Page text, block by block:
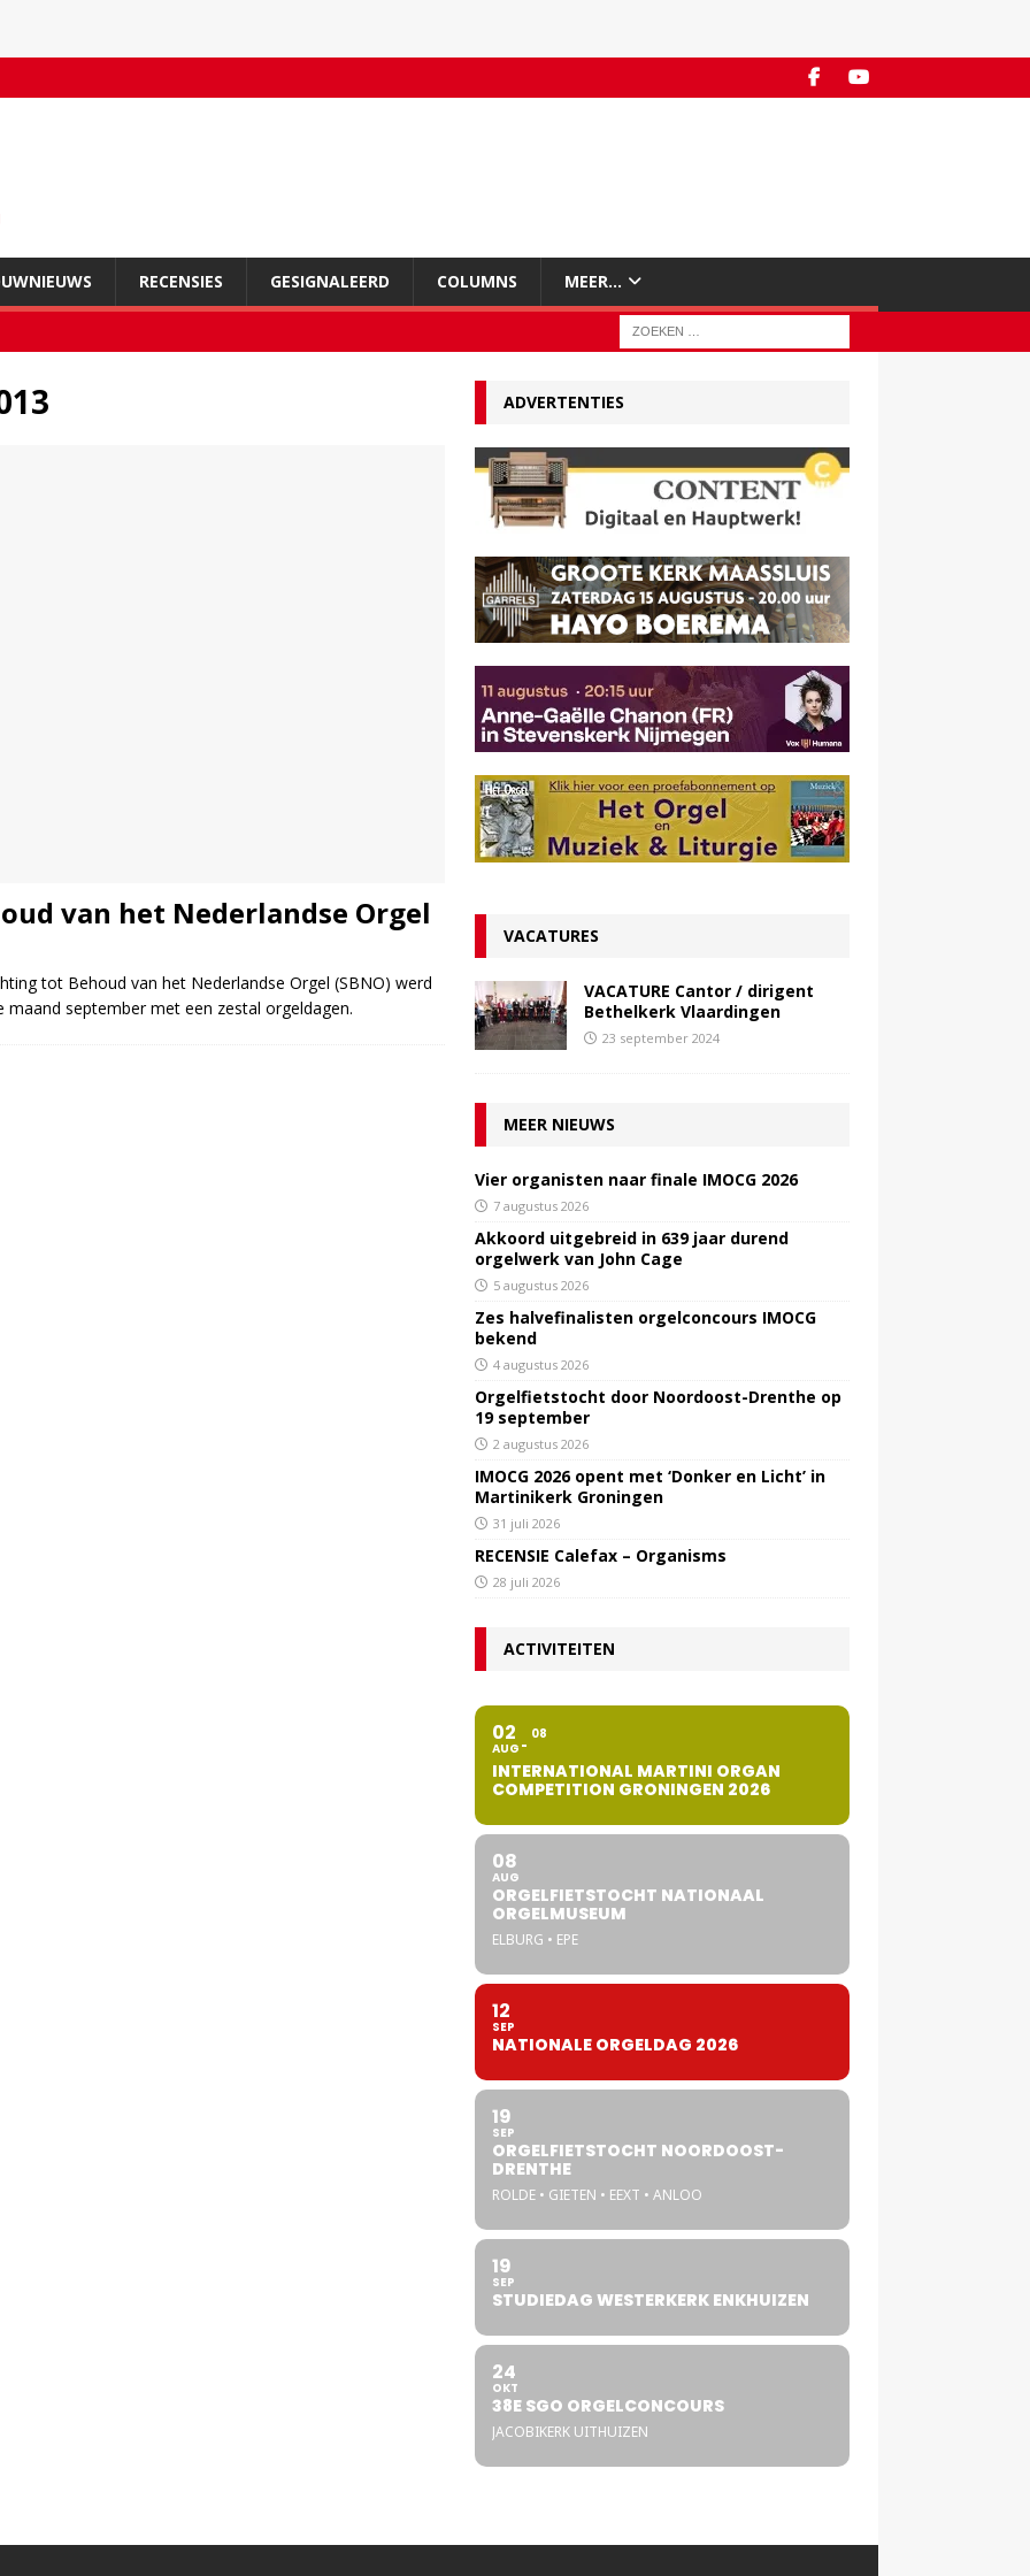
RECENSIES GESIGNALEERD COLUMNS MEER…
van het Nederlandse Orgel
tot Behoud van het Nederlandse Orgel (SBNO) werd
september met een zestal orgeldagen.
ADVERTENTIES
VACATURES
VACATURE Cantor / dirigent
Bethelkerk Vlaardingen
23 september 2024
MEER NIEUWS
Vier organisten naar finale IMOCG 2026
7 augustus 2026
Akkoord uitgebreid in 639 jaar durend
orgelwerk van John Cage
5 augustus 2026
Zes halvefinalisten orgelconcours IMOCG
bekend
4 augustus 2026
Orgelfietstocht door Noordoost-Drenthe op
19 september
2 augustus 2026
IMOCG 2026 opent met ‘Donker en Licht’ in
Martinikerk Groningen
31 juli 2026
RECENSIE Calefax – Organisms
28 juli 2026
ACTIVITEITEN
02
AUG
08
INTERNATIONAL MARTINI ORGAN
COMPETITION GRONINGEN 2026
08
AUG
ORGELFIETSTOCHT NATIONAAL
ORGELMUSEUM
ELBURG • EPE
12
SEP
NATIONALE ORGELDAG 2026
19
SEP
ORGELFIETSTOCHT NOORDOOST-
DRENTHE
ROLDE • GIETEN • EEXT • ANLOO
19
SEP
STUDIEDAG WESTERKERK ENKHUIZEN
24
OKT
38E SGO ORGELCONCOURS
JACOBIKERK UITHUIZEN